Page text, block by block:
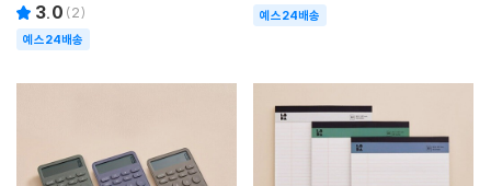
3.0 (2)
예스24배송
예스24배송